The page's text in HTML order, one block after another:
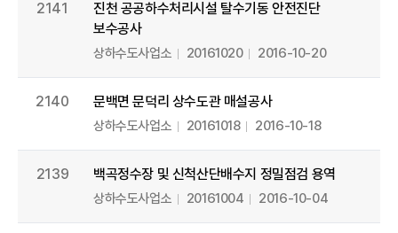
2141
진천 공공하수처리시설 탈수기동 안전진단
보수공사
상하수도사업소 20161020 2016-10-20
2140 문백면 문덕리 상수도관 매설공사
상하수도사업소 20161018 2016-10-18
2139 백곡정수장 및 신척산단배수지 정밀점검 용역
상하수도사업소 20161004 2016-10-04